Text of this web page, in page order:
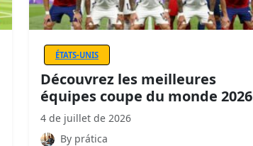
ÉTATS-UNIS
Découvrez les meilleures
équipes coupe du monde 2026
4 de juillet de 2026
By prática